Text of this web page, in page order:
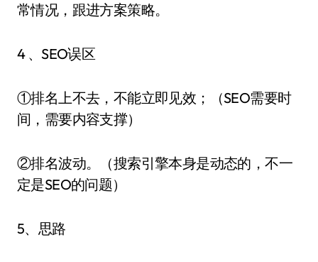
常情况，跟进方案策略。
4 、SEO误区
①排名上不去，不能立即见效；（SEO需要时
间，需要内容支撑）
②排名波动。（搜索引擎本身是动态的，不一
定是SEO的问题）
5、思路